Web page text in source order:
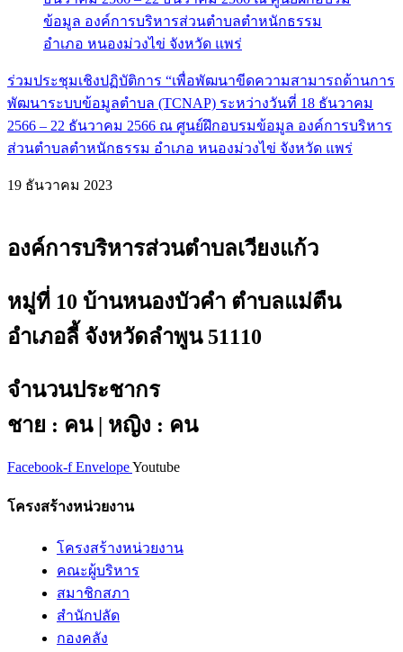
ร่วมประชุมเชิงปฏิบัติการ “เพื่อพัฒนาขีดความสามารถด้านการ
พัฒนาระบบข้อมูลตำบล (TCNAP) ระหว่างวันที่ 18 ธันวาคม
2566 – 22 ธันวาคม 2566 ณ ศูนย์ฝึกอบรมข้อมูล องค์การบริหาร
ส่วนตำบลตำหนักธรรม อำเภอ หนองม่วงไข่ จังหวัด แพร่
19 ธันวาคม 2023
องค์การบริหารส่วนตำบลเวียงแก้ว
หมู่ที่ 10 บ้านหนองบัวคำ ตำบลแม่ตืน
อำเภอลี้ จังหวัดลำพูน 51110
จำนวนประชากร
ชาย : คน | หญิง : คน
Facebook-f EnvelopeYoutube
โครงสร้างหน่วยงาน
โครงสร้างหน่วยงาน
คณะผู้บริหาร
สมาชิกสภา
สำนักปลัด
กองคลัง